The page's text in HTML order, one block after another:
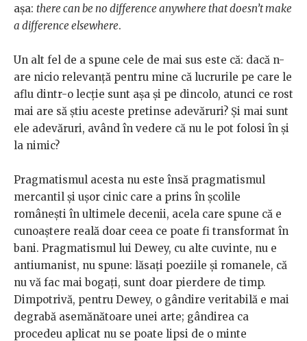
așa: there can be no difference anywhere that doesn’t make
a difference elsewhere.
Un alt fel de a spune cele de mai sus este că: dacă n-
are nicio relevanță pentru mine că lucrurile pe care le
aflu dintr-o lecție sunt așa și pe dincolo, atunci ce rost
mai are să știu aceste pretinse adevăruri? Și mai sunt
ele adevăruri, având în vedere că nu le pot folosi în și
la nimic?
Pragmatismul acesta nu este însă pragmatismul
mercantil și ușor cinic care a prins în școlile
românești în ultimele decenii, acela care spune că e
cunoaștere reală doar ceea ce poate fi transformat în
bani. Pragmatismul lui Dewey, cu alte cuvinte, nu e
antiumanist, nu spune: lăsați poeziile și romanele, că
nu vă fac mai bogați, sunt doar pierdere de timp.
Dimpotrivă, pentru Dewey, o gândire veritabilă e mai
degrabă asemănătoare unei arte; gândirea ca
procedeu aplicat nu se poate lipsi de o minte